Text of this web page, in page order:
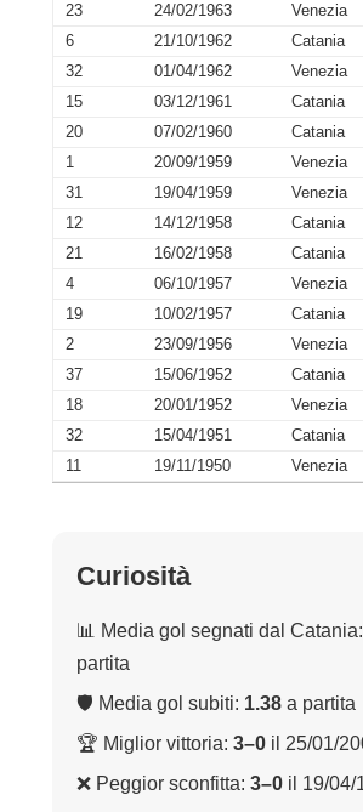
23
24/02/1963 Venezia
6
21/10/1962 Catania
32
01/04/1962 Venezia
15
03/12/1961 Catania
20
07/02/1960 Catania
1
20/09/1959 Venezia
31
19/04/1959 Venezia
12
14/12/1958 Catania
21
16/02/1958 Catania
4
06/10/1957 Venezia
19
10/02/1957 Catania
2
23/09/1956 Venezia
37
15/06/1952 Catania
18
20/01/1952 Venezia
32
15/04/1951 Catania
11
19/11/1950 Venezia
Curiosità
📊 Media gol segnati dal Catania:
partita
🛡 Media gol subiti: 1.38 a partita
🏆 Miglior vittoria: 3–0 il 25/01/
❌ Peggior sconfitta: 3–0 il 19/04/